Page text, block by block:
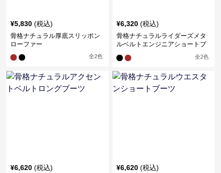
¥5,830 (税込)
骨格ナチュラル厚底スリッポン
ローファー
全2色
¥6,320 (税込)
骨格ナチュラルライダーズメタ
ルベルトエンジニアショートブ
全2色
¥6,620 (税込) ¥6,620 (税込)